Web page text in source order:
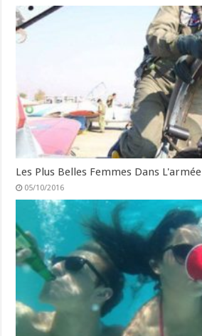
Les Plus Belles Femmes Dans L'armée
05/10/2016